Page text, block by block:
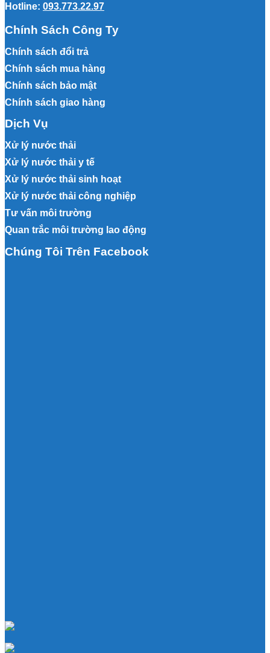
Hotline: 093.773.22.97
Chính Sách Công Ty
Chính sách đổi trả
Chính sách mua hàng
Chính sách bảo mật
Chính sách giao hàng
Dịch Vụ
Xử lý nước thải
Xử lý nước thải y tế
Xử lý nước thải sinh hoạt
Xử lý nước thải công nghiệp
Tư vấn môi trường
Quan trắc môi trường lao động
Chúng Tôi Trên Facebook